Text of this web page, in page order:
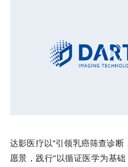
达影医疗以“引领乳癌筛查诊断
愿景，践行“以循证医学为基